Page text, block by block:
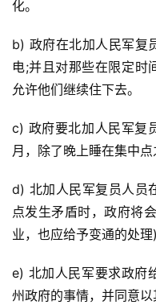
化。
b) 政府在北加人民军复
电;并且对那些在限定时
允许他们继续住下去。
c) 政府要北加人民军复
月，除了晚上睡在集中点
d) 北加人民军复员人员
点发生矛盾时，政府将
业，也应给予变通的处理)
e) 北加人民军要求政府
州政府的事情，并同意以